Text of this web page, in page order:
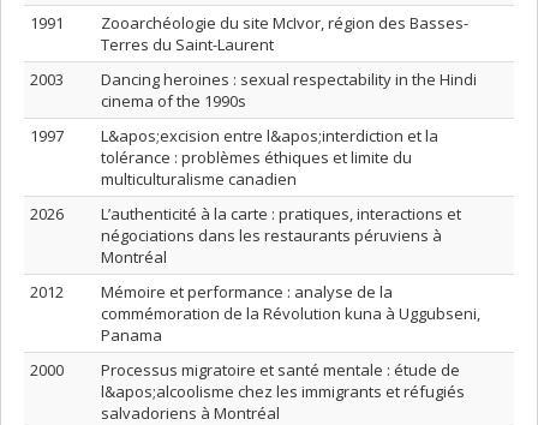
1991
Zooarchéologie du site McIvor, région des Basses-
Terres du Saint-Laurent
2003
Dancing heroines : sexual respectability in the Hindi
cinema of the 1990s
1997
L&apos;excision entre l&apos;interdiction et la
tolérance : problèmes éthiques et limite du
multiculturalisme canadien
2026
L’authenticité à la carte : pratiques, interactions et
négociations dans les restaurants péruviens à
Montréal
2012
Mémoire et performance : analyse de la
commémoration de la Révolution kuna à Uggubseni,
Panama
2000
Processus migratoire et santé mentale : étude de
l&apos;alcoolisme chez les immigrants et réfugiés
salvadoriens à Montréal